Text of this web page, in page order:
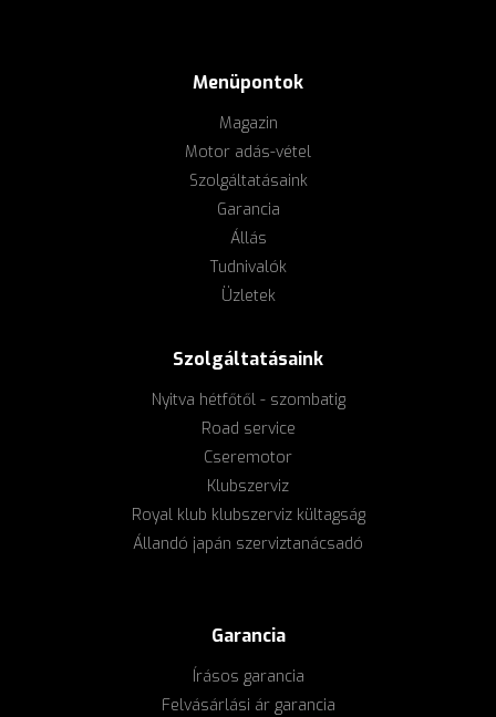
Menüpontok
Magazin
Motor adás-vétel
Szolgáltatásaink
Garancia
Állás
Tudnivalók
Üzletek
Szolgáltatásaink
Nyitva hétfőtől - szombatig
Road service
Cseremotor
Klubszerviz
Royal klub klubszerviz kültagság
Állandó japán szerviztanácsadó
Garancia
Írásos garancia
Felvásárlási ár garancia